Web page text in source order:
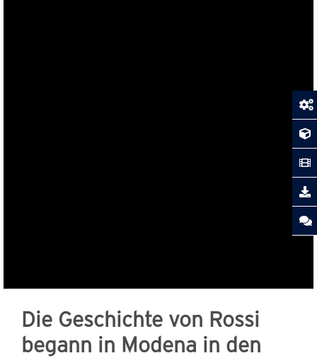
Die Geschichte von Rossi
begann in Modena in den